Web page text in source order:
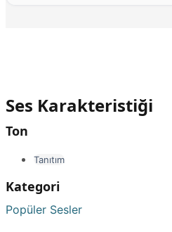
Ses Karakteristiği
Ton
Tanıtım
Kategori
Popüler Sesler